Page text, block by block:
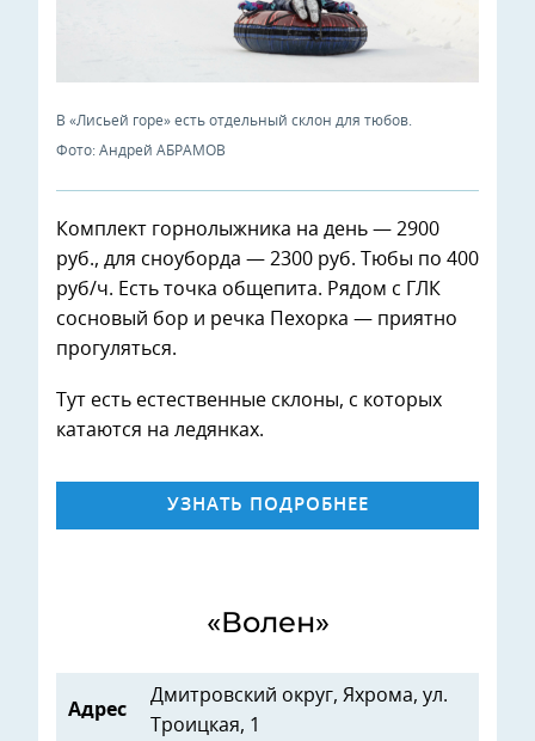
В «Лисьей горе» есть отдельный склон для тюбов.
Фото: Андрей АБРАМОВ
Комплект горнолыжника на день — 2900
руб., для сноуборда — 2300 руб. Тюбы по 400
руб/ч. Есть точка общепита. Рядом с ГЛК
сосновый бор и речка Пехорка — приятно
прогуляться.
Тут есть естественные склоны, с которых
катаются на ледянках.
УЗНАТЬ ПОДРОБНЕЕ
«Волен»
Адрес
Дмитровский округ, Яхрома, ул.
Троицкая, 1